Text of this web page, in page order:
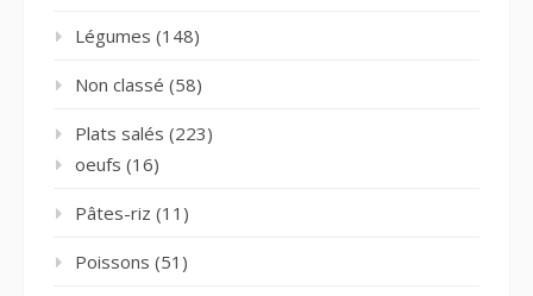
Légumes (148)
Non classé (58)
Plats salés (223)
oeufs (16)
Pâtes-riz (11)
Poissons (51)